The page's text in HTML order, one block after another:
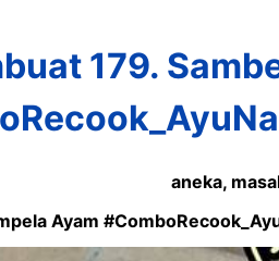
179.
aneka,
Ayam